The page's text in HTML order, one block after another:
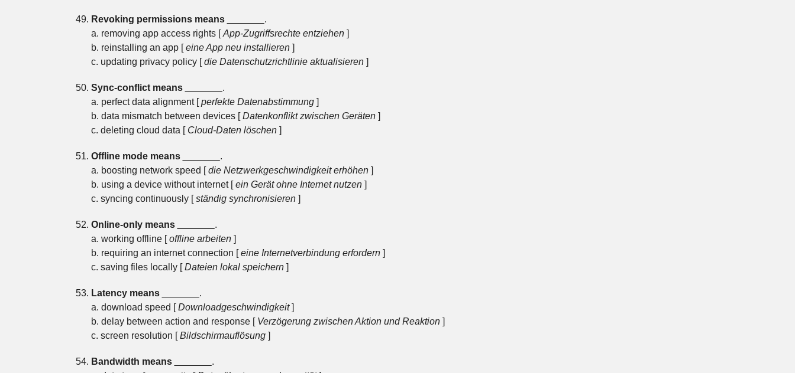
Revoking permissions means
.
a. removing app access rights [App-Zugriffsrechte entziehen]
b. reinstalling an app [eine App neu installieren]
c. updating privacy policy [die Datenschutzrichtlinie aktualisieren]
Sync-conflict means
.
a. perfect data alignment [perfekte Datenabstimmung]
b. data mismatch between devices [Datenkonflikt zwischen Geräten]
c. deleting cloud data [ Cloud-Daten löschen]
Offline mode means
.
a. boosting network speed [die Netzwerkgeschwindigkeit erhöhen]
b. using a device without internet [ein Gerät ohne Internet nutzen]
c. syncing continuously [ständig synchronisieren]
Online-only means
.
a. working offline [offline arbeiten]
b. requiring an internet connection [eine Internetverbindung erfordern]
c. saving files locally [Dateien lokal speichern]
Latency means
.
a. download speed [Downloadgeschwindigkeit]
b. delay between action and response [ Verzögerung zwischen Aktion und Reaktion]
c. screen resolution [Bildschirmauflösung]
Bandwidth means
.